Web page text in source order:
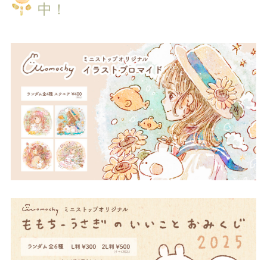
中！